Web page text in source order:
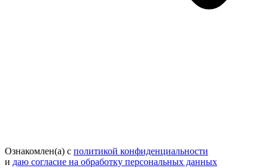
Ознакомлен(а) с политикой конфиденциальности
и даю согласие на обработку персональных данных